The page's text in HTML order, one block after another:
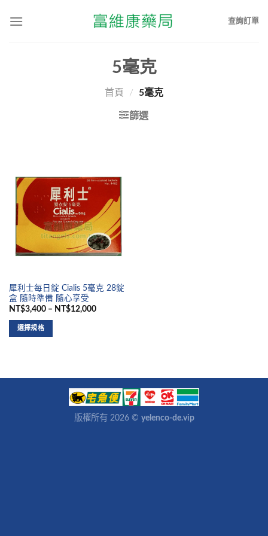
查詢訂單
5毫克
首頁 / 5毫克
篩選
犀利士每日錠 Cialis 5毫克 28錠
盒 隨時準備 隨心享受
NT$3,400 – NT$12,000
選擇規格
版權所有 2026 © yelenco-de.vip